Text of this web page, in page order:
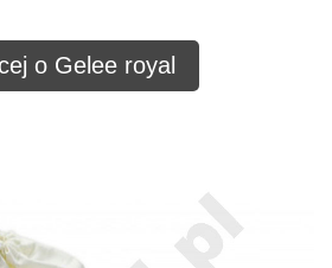
o Gelee royal